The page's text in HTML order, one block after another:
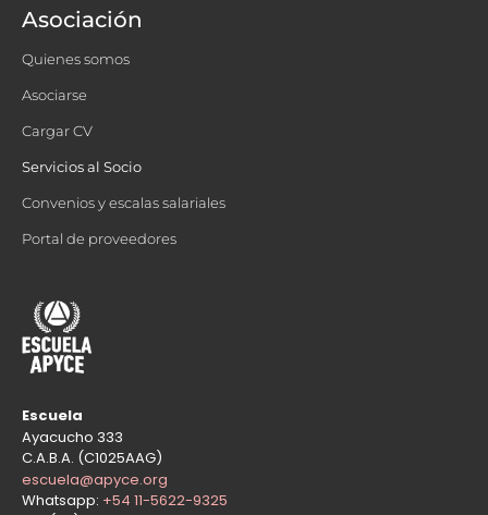
Asociación
Quienes somos
Asociarse
Cargar CV
Servicios al Socio
Convenios y escalas salariales
Portal de proveedores
Escuela
Ayacucho 333
C.A.B.A. (C1025AAG)
escuela@apyce.org
Whatsapp: +54 11-5622-9325